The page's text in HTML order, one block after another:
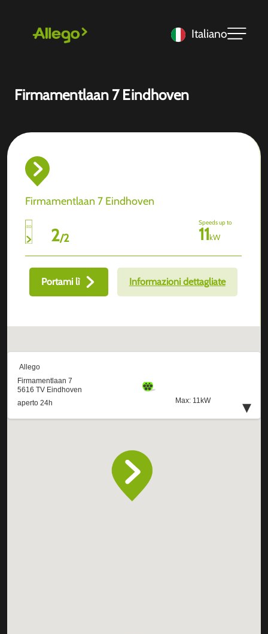
Italiano
Firmamentlaan 7 Eindhoven
Firmamentlaan 7 Eindhoven
2/2
Speeds up to
11kW
Portami lì Informazioni dettagliate